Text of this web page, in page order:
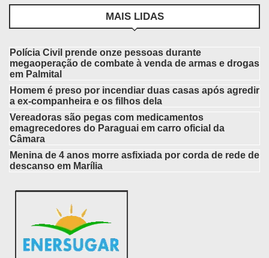
MAIS LIDAS
Polícia Civil prende onze pessoas durante
megaoperação de combate à venda de armas e drogas
em Palmital
Homem é preso por incendiar duas casas após agredir
a ex-companheira e os filhos dela
Vereadoras são pegas com medicamentos
emagrecedores do Paraguai em carro oficial da
Câmara
Menina de 4 anos morre asfixiada por corda de rede de
descanso em Marília